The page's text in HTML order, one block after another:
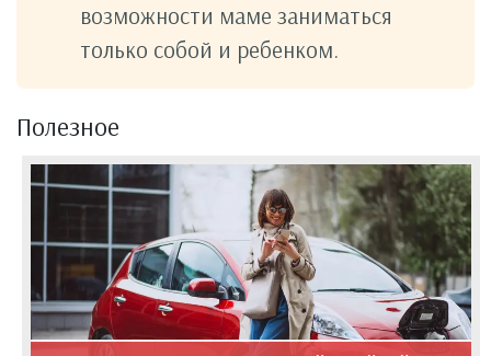
возможности маме заниматься
только собой и ребенком.
Полезное